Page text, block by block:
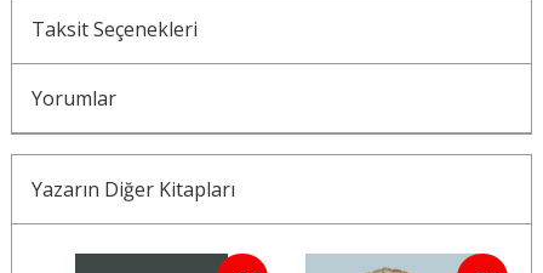
Taksit Seçenekleri
Yorumlar
Yazarın Diğer Kitapları